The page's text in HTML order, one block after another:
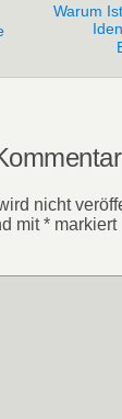
Warum
nicht
mit* markiert